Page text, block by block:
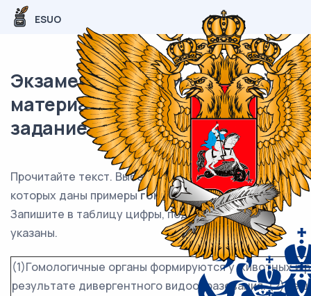
ESUO
Экзаменационный (типовой)
материал ЕГЭ / Биология / 17
задание (24) / 58
Прочитайте текст. Выберите три предложения, в
которых даны примерыгомологичных органов.
Запишите в таблицу цифры, под которыми они
указаны.
(1)Гомологичные органы формируются у животных и
результате дивергентного видообразования.